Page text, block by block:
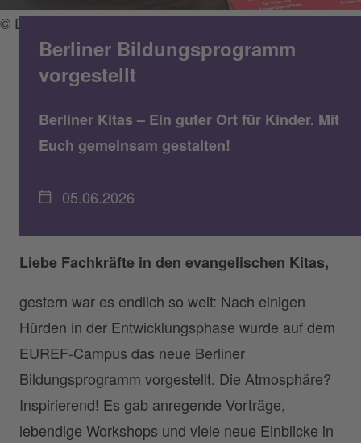
© DWBO/Astrid Engeln
Berliner Bildungsprogramm
vorgestellt
Berliner Kitas – Ein guter Ort für Kinder. Mit
Euch gemeinsam gestalten!
05.06.2026
Liebe Fachkräfte in den evangelischen Kitas,
gestern war es endlich so weit: Nach einigen
Hürden in der Entwicklungsphase wurde auf dem
EUREF-Campus das neue Berliner
Bildungsprogramm vorgestellt. Die Atmosphäre?
Inspirierend! Es gab anregende Vorträge,
lebendige Workshops und viele neue Einblicke in